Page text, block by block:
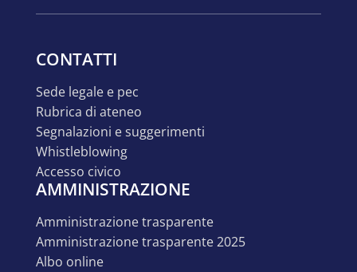
CONTATTI
sede legale e pec
rubrica di ateneo
segnalazioni e suggerimenti
whistleblowing
accesso civico
AMMINISTRAZIONE
amministrazione trasparente
amministrazione trasparente 2025
albo online